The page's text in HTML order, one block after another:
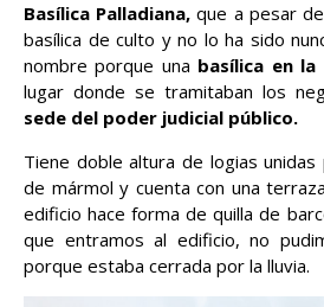
Basílica Palladiana, que a pesar
basílica de culto y no lo ha sido
nombre porque una basílica en la
lugar donde se tramitaban los
sede del poder judicial público.
Tiene doble altura de logias unidas
de mármol y cuenta con una
edificio hace forma de quilla de
que entramos al edificio, no
porque estaba cerrada por la lluvia.